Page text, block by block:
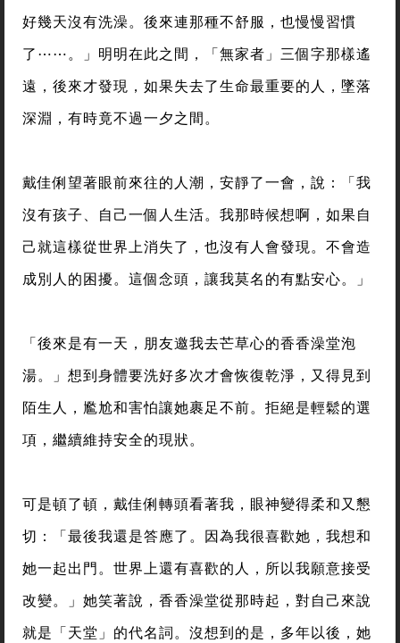
好幾天沒有洗澡。後來連那種不舒服，也慢慢習慣
了⋯⋯。」明明在此之間，「無家者」三個字那樣遙
遠，後來才發現，如果失去了生命最重要的人，墜落
深淵，有時竟不過一夕之間。
戴佳俐望著眼前來往的人潮，安靜了一會，說：「我
沒有孩子、自己一個人生活。我那時候想啊，如果自
己就這樣從世界上消失了，也沒有人會發現。不會造
成別人的困擾。這個念頭，讓我莫名的有點安心。」
「後來是有一天，朋友邀我去芒草心的香香澡堂泡
湯。」想到身體要洗好多次才會恢復乾淨，又得見到
陌生人，尷尬和害怕讓她裹足不前。拒絕是輕鬆的選
項，繼續維持安全的現狀。
可是頓了頓，戴佳俐轉頭看著我，眼神變得柔和又懇
切：「最後我還是答應了。因為我很喜歡她，我想和
她一起出門。世界上還有喜歡的人，所以我願意接受
改變。」她笑著說，香香澡堂從那時起，對自己來說
就是「天堂」的代名詞。沒想到的是，多年以後，她